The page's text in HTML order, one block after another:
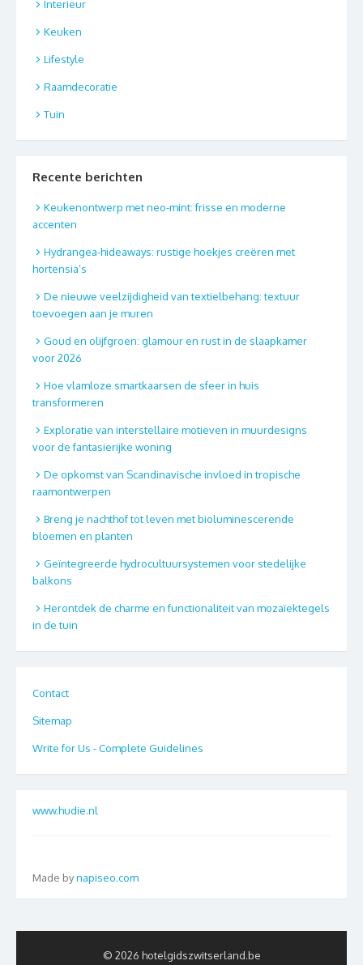
Interieur
Keuken
Lifestyle
Raamdecoratie
Tuin
Recente berichten
Keukenontwerp met neo-mint: frisse en moderne
accenten
Hydrangea-hideaways: rustige hoekjes creëren met
hortensia’s
De nieuwe veelzijdigheid van textielbehang: textuur
toevoegen aan je muren
Goud en olijfgroen: glamour en rust in de slaapkamer
voor 2026
Hoe vlamloze smartkaarsen de sfeer in huis
transformeren
Exploratie van interstellaire motieven in muurdesigns
voor de fantasierijke woning
De opkomst van Scandinavische invloed in tropische
raamontwerpen
Breng je nachthof tot leven met bioluminescerende
bloemen en planten
Geïntegreerde hydrocultuursystemen voor stedelijke
balkons
Herontdek de charme en functionaliteit van mozaïektegels
in de tuin
Contact
Sitemap
Write for Us - Complete Guidelines
www.hudie.nl
Made bynapiseo.com
© 2026 hotelgidszwitserland.be